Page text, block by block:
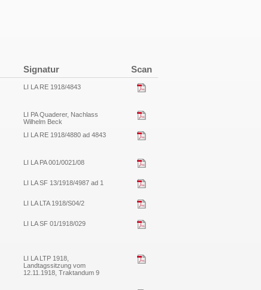
Signatur Scan
LI LA RE 1918/4843
LI PA Quaderer, Nachlass
Wilhelm Beck
LI LA RE 1918/4880 ad 4843
LI LA PA 001/0021/08
LI LA SF 13/1918/4987 ad 1
LI LA LTA 1918/S04/2
LI LA SF 01/1918/029
LI LA LTP 1918,
Landtagssitzung vom
12.11.1918, Traktandum 9